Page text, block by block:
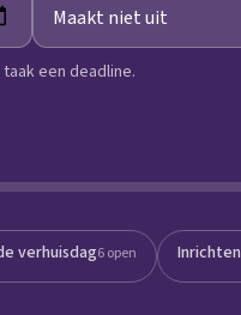
Slotenmaker
een deadline.
verhuisdag6 open Inrichten